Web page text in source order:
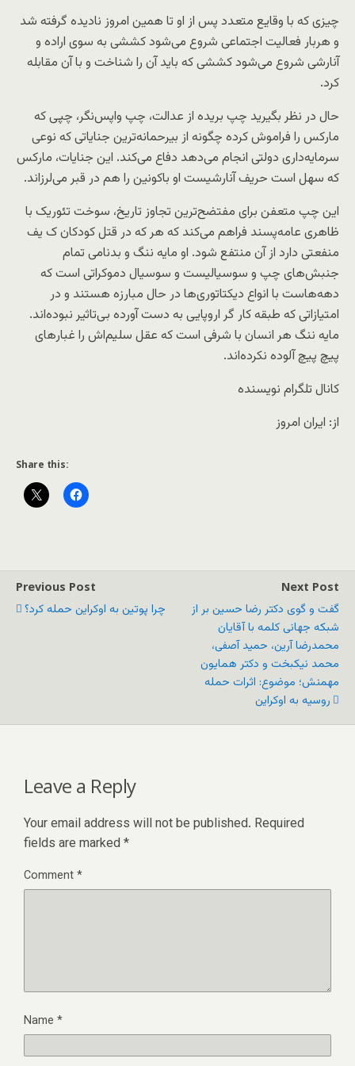
چیزی که با وقایع متعدد پس از او تا همین امروز نادیده گرفته شد
و هربار فعالیت اجتماعی شروع می‌شود کششی به سوی اراده و
آنارشی شروع می‌شود کششی که باید آن را شناخت و با آن مقابله
کرد.
حال در نظر بگیرید چپ بریده از عدالت، چپ واپس‌نگر، چپی که
مارکس را فراموش کرده چگونه از بیرحمانه‌ترین جنایاتی که نوعی
سرمایه‌داری دولتی انجام می‌دهد دفاع می‌کند. این جنایات، مارکس
که سهل است حریف آنارشیست او باکونین را هم در قبر می‌لرزاند.
این چپ متعفن برای مفتضح‌ترین تجاوز تاریخ، سوخت تئوریک با
ظاهری عامه‌پسند فراهم می‌کند که هر که در قتل کودکان ک‌ یف
منفعتی دارد از آن منتفع شود. او مایه ننگ و بدنامی تمام
جنبش‌های چپ و سوسیالیست و سوسیال دموکراتی است که
دهه‌هاست با انواع دیکتاتوری‌ها در حال مبارزه هستند و در
امتیازاتی که طبقه کار گر اروپایی به دست آورده بی‌تاثیر نبوده‌اند.
مایه ننگ هر انسان با شرفی است که عقل سلیم‌اش را غبارهای
پیچ پیچ آلوده نکرده‌اند.
کانال تلگرام نویسنده
از: ایران امروز
Share this:
Previous Post
چرا پوتین به اوکراین حمله کرد؟
Next Post
گفت و گوی دکتر رضا حسین بر از
شبکه جهانی کلمه با آقایان
محمدرضا آرین، حمید آصفی،
محمد نیکبخت و دکتر همایون
مهمنش؛ موضوع: اثرات حمله
روسیه به اوکراین
Leave a Reply
Your email address will not be published. Required
fields are marked *
Comment*
Name *